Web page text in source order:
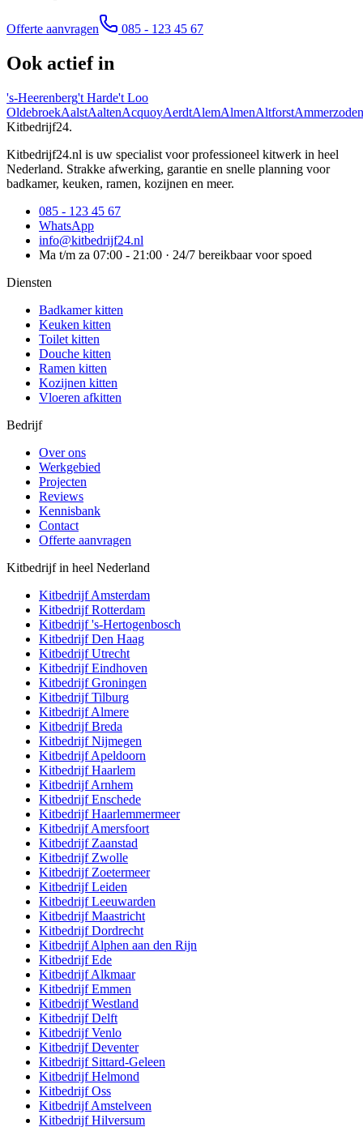
Offerte aanvragen 085 - 123 45 67
Ook actief in
's-Heerenberg't Harde't Loo
OldebroekAalstAaltenAcquoyAerdtAlemAlmenAltforstAmmerzoden
Kitbedrijf24.
Kitbedrijf24.nl is uw specialist voor professioneel kitwerk in heel
Nederland. Strakke afwerking, garantie en snelle planning voor
badkamer, keuken, ramen, kozijnen en meer.
085 - 123 45 67
WhatsApp
info@kitbedrijf24.nl
Ma t/m za 07:00 - 21:00 · 24/7 bereikbaar voor spoed
Diensten
Badkamer kitten
Keuken kitten
Toilet kitten
Douche kitten
Ramen kitten
Kozijnen kitten
Vloeren afkitten
Bedrijf
Over ons
Werkgebied
Projecten
Reviews
Kennisbank
Contact
Offerte aanvragen
Kitbedrijf in heel Nederland
KitbedrijfAmsterdam
KitbedrijfRotterdam
Kitbedrijf's-Hertogenbosch
KitbedrijfDen Haag
KitbedrijfUtrecht
KitbedrijfEindhoven
KitbedrijfGroningen
KitbedrijfTilburg
KitbedrijfAlmere
KitbedrijfBreda
KitbedrijfNijmegen
KitbedrijfApeldoorn
KitbedrijfHaarlem
KitbedrijfArnhem
KitbedrijfEnschede
KitbedrijfHaarlemmermeer
KitbedrijfAmersfoort
Kitbedrijf Zaanstad
Kitbedrijf Zwolle
Kitbedrijf Zoetermeer
KitbedrijfLeiden
KitbedrijfLeeuwarden
KitbedrijfMaastricht
KitbedrijfDordrecht
KitbedrijfAlphen aan den Rijn
KitbedrijfEde
KitbedrijfAlkmaar
KitbedrijfEmmen
KitbedrijfWestland
KitbedrijfDelft
KitbedrijfVenlo
KitbedrijfDeventer
Kitbedrijf Sittard-Geleen
KitbedrijfHelmond
KitbedrijfOss
KitbedrijfAmstelveen
KitbedrijfHilversum